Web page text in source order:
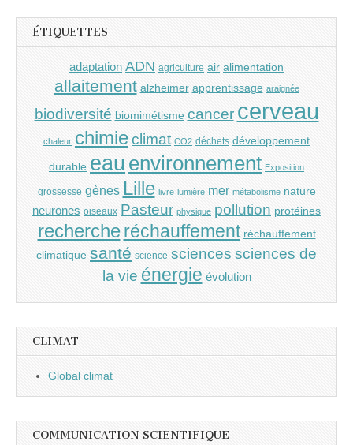
ÉTIQUETTES
adaptation ADN agriculture air alimentation
allaitement alzheimer apprentissage araignée
biodiversité biomimétisme cancer cerveau
chaleur chimieclimat CO2 déchets développement
durable eau environnement Exposition
grossesse gènes Lille livre lumière mer métabolisme nature
neurones oiseaux Pasteur physique pollution protéines
recherche réchauffement réchauffement
climatique santé science sciences sciences de
la vie énergie évolution
CLIMAT
Global climat
COMMUNICATION SCIENTIFIQUE